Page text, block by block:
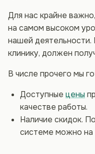
Для нас крайне
на самом высоком
нашей деятельности.
клинику, должен
В числе прочего мы
Доступные цены
качестве работы.
Наличие скидок.
системе можно на